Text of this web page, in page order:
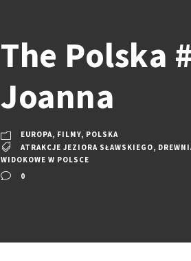
The Polska
Joanna
EUROPA, FILMY, POLSKA
ATRAKCJE JEZIORA SŁAWSKIEGO,
WIDOKOWE W POLSCE
0